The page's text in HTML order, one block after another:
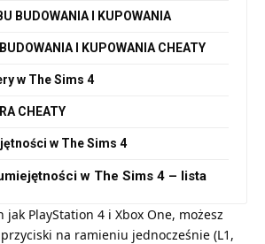
BUDOWANIA I KUPOWANIA
I KUPOWANIA CHEATY
w The Sims 4
CHEATY
w The Sims 4
w The Sims 4 – lista
jak PlayStation 4 i Xbox One, możesz
na ramieniu jednocześnie (L1,